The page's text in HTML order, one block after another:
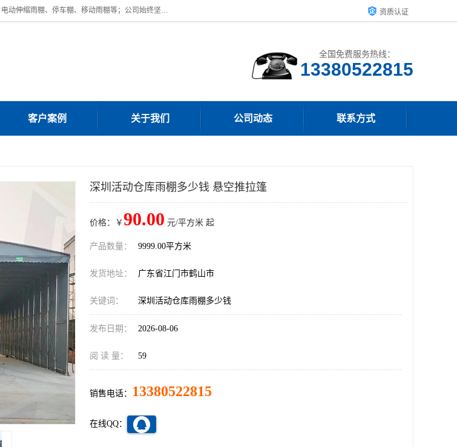
广东鼎新钢结构工程有限公司是一家制作大型电动雨棚厂家;主营：电动推拉雨棚、厂房过道雨棚、电动伸缩雨棚、停车棚、移动雨棚等；公司始终坚持结构创新,品质优越,美观形象,且售后服务好。公司充分吸纳当今休闲用品的前端技术和风格,为您带来质价相宜,时尚典雅的各种户外用品, 资质认证
全国免费服务热线：
13380522815
客户案例 关于我们 公司动态 联系方式
深圳活动仓库雨棚多少钱 悬空推拉篷
价格：￥ 90.00 元/平方米 起
产品数量： 9999.00平方米
发货地址： 广东省江门市鹤山市
关键词： 深圳活动仓库雨棚多少钱
发布日期： 2026-08-06
阅 读 量： 59
销售电话： 13380522815
在线QQ：